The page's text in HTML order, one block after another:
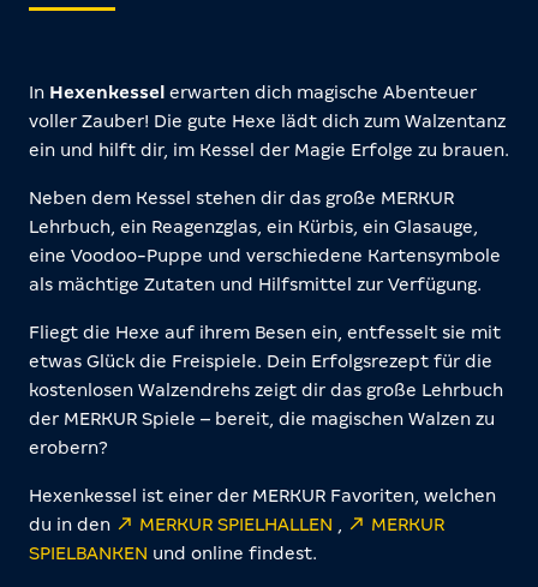
In Hexenkessel erwarten dich magische Abenteuer
voller Zauber! Die gute Hexe lädt dich zum Walzentanz
ein und hilft dir, im Kessel der Magie Erfolge zu brauen.
Neben dem Kessel stehen dir das große MERKUR
Lehrbuch, ein Reagenzglas, ein Kürbis, ein Glasauge,
eine Voodoo-Puppe und verschiedene Kartensymbole
als mächtige Zutaten und Hilfsmittel zur Verfügung.
Fliegt die Hexe auf ihrem Besen ein, entfesselt sie mit
etwas Glück die Freispiele. Dein Erfolgsrezept für die
kostenlosen Walzendrehs zeigt dir das große Lehrbuch
der MERKUR Spiele – bereit, die magischen Walzen zu
erobern?
Hexenkessel ist einer der MERKUR Favoriten, welchen
du in den
MERKUR SPIELHALLEN
MERKUR
SPIELBANKEN und online findest.